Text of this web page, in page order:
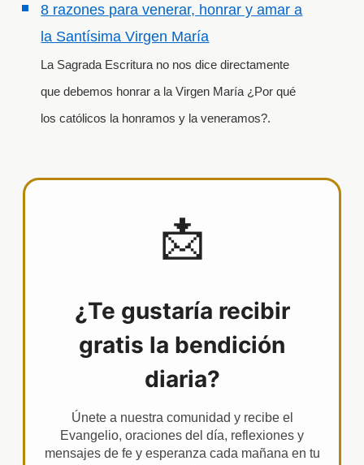
8 razones para venerar, honrar y amar a
la Santísima Virgen María
La Sagrada Escritura no nos dice directamente
que debemos honrar a la Virgen María ¿Por qué
los católicos la honramos y la veneramos?.
📩
¿Te gustaría recibir
gratis la bendición
diaria?
Únete a nuestra comunidad y recibe el
Evangelio, oraciones del día, reflexiones y
mensajes de fe y esperanza cada mañana en tu